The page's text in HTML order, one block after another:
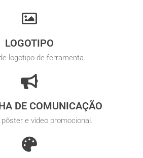
LOGOTIPO
logotipo de ferramenta.
DE COMUNICAÇÃO
e vídeo promocional.